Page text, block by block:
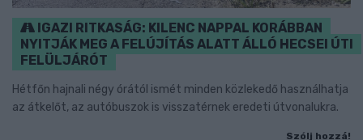
IGAZI RITKASÁG: KILENC NAPPAL KORÁBBAN
NYITJÁK MEG A FELÚJÍTÁS ALATT ÁLLÓ HECSEI ÚTI
FELÜLJÁRÓT
Hétfőn hajnali négy órától ismét minden közlekedő használhatja
az átkelőt, az autóbuszok is visszatérnek eredeti útvonalukra.
Szólj hozzá!